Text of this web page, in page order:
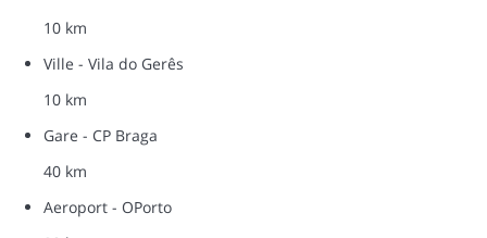
10 km
Ville - Vila do Gerês
10 km
Gare - CP Braga
40 km
Aeroport - OPorto